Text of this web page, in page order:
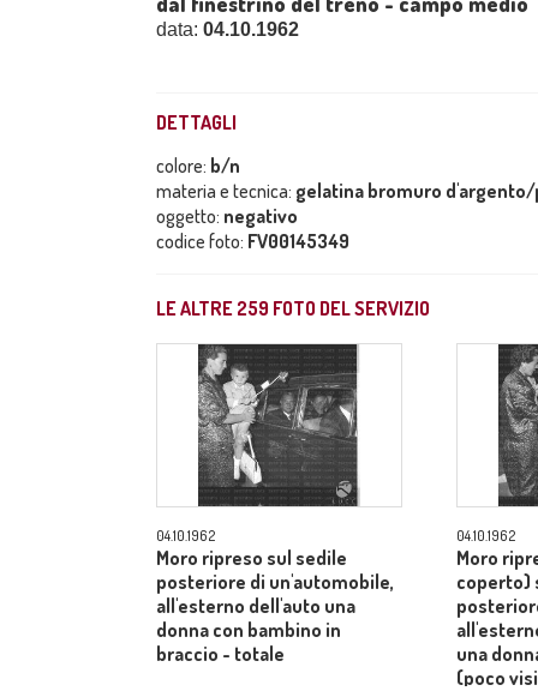
data: 04.10.1962
DETTAGLI
colore: b/n
materia e tecnica: gelatina bromuro
oggetto: negativo
codice foto: FV00145349
LE ALTRE 259 FOTO DEL SERVIZIO
04.10.1962
Moro ripreso sul sedile
posteriore di un'automobile,
all'esterno dell'auto una
donna con bambino in
braccio - totale
04.10.1962
Moro
coperto)
una
(poco